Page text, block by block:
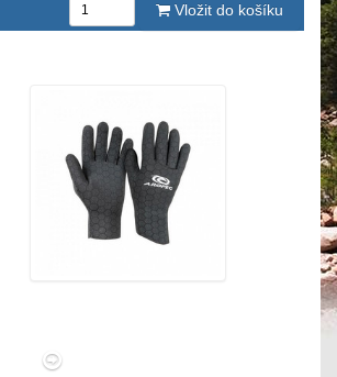
Vložit do košíku